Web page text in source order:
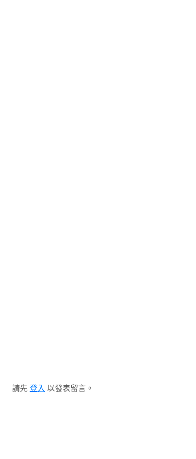
請先 登入 以發表留言。